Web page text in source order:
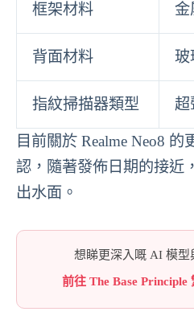
框架材料 金
背面材料 玻
指紋掃描器類型 超
目前關於 Realme Neo8
認，隨著發佈日期的接近
出水面。
想睇更深入嘅 AI 模型
前往 The Base